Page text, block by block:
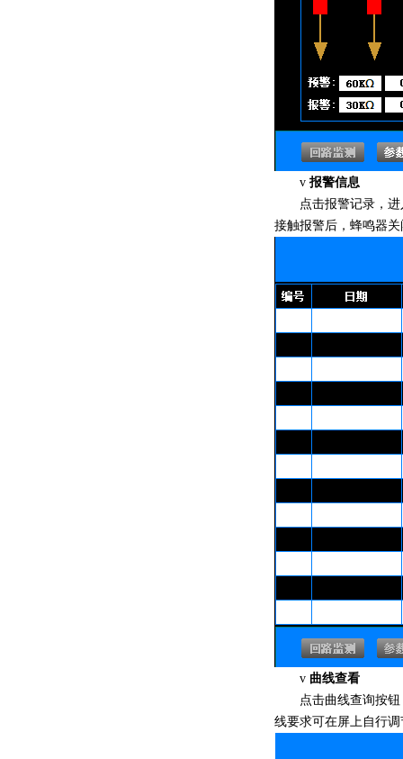
v 报警信息
点击报警记录，进入
接触报警后，蜂鸣器关
v 曲线查看
点击曲线查询按钮，
线要求可在屏上自行调